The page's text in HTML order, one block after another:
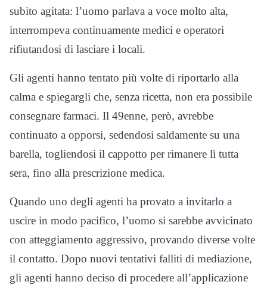
subito agitata: l’uomo parlava a voce molto alta,
interrompeva continuamente medici e operatori
rifiutandosi di lasciare i locali.
Gli agenti hanno tentato più volte di riportarlo alla
calma e spiegargli che, senza ricetta, non era possibile
consegnare farmaci. Il 49enne, però, avrebbe
continuato a opporsi, sedendosi saldamente su una
barella, togliendosi il cappotto per rimanere lì tutta
sera, fino alla prescrizione medica.
Quando uno degli agenti ha provato a invitarlo a
uscire in modo pacifico, l’uomo si sarebbe avvicinato
con atteggiamento aggressivo, provando diverse volte
il contatto. Dopo nuovi tentativi falliti di mediazione,
gli agenti hanno deciso di procedere all’applicazione